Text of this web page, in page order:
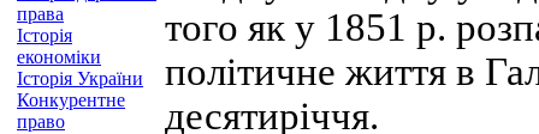
права
Історія
економіки
Історія України
Конкурентне
право
того як у 1851 р.
політичне життя в
десятиріччя.